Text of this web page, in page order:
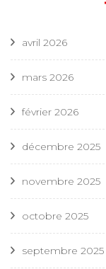
avril 2026
mars 2026
février 2026
décembre 2025
novembre 2025
octobre 2025
septembre 2025